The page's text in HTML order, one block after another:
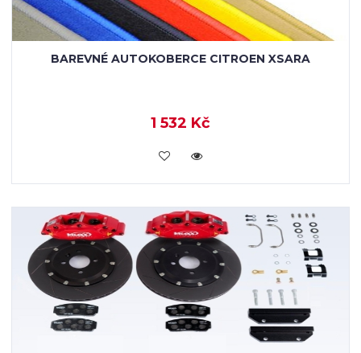
BAREVNÉ AUTOKOBERCE CITROEN XSARA
1 532 Kč
KOUPIT